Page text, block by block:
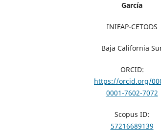
García
INIFAP-CETODS
Baja California
ORCID:
https://orcid.org/
0001-7602-7072
Scopus ID:
57216689139